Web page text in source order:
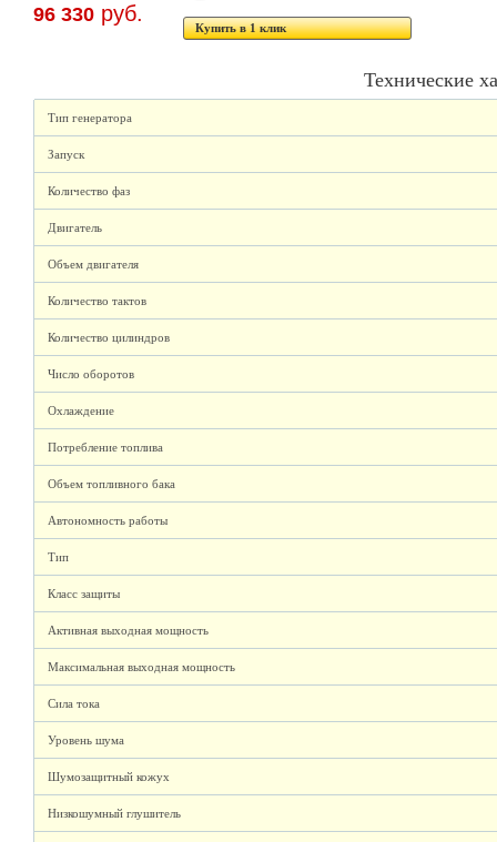
96 330 руб.
Купить в 1 клик
Технические
Тип генератора
Запуск
Количество фаз
Двигатель
Объем двигателя
Количество тактов
Количество цилиндров
Число оборотов
Охлаждение
Потребление топлива
Объем топливного бака
Автономность работы
Тип
Класс защиты
Активная выходная мощность
Максимальная выходная мощность
Сила тока
Уровень шума
Шумозащитный кожух
Низкошумный глушитель